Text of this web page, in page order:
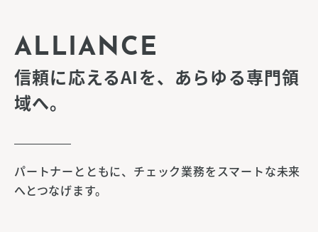
ALLIANCE
信頼に応えるAIを、あらゆる専門領
域へ。
パートナーとともに、チェック業務をスマートな未来
へとつなげます。